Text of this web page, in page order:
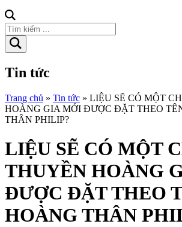
Tin tức
Trang chủ » Tin tức » LIỆU SẼ CÓ MỘT
HOÀNG GIA MỚI ĐƯỢC ĐẶT THEO
THÂN PHILIP?
LIỆU SẼ CÓ MỘT
THUYỀN HOÀNG
ĐƯỢC ĐẶT THEO
HOÀNG THÂN